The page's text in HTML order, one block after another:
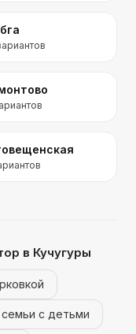
в Кучугуры
с детьми